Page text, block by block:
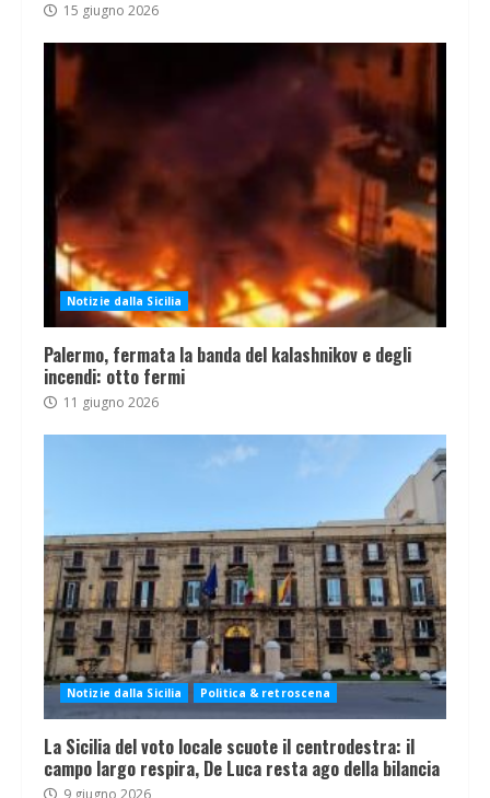
15 giugno 2026
Notizie dalla Sicilia
Palermo, fermata la banda del kalashnikov e degli
incendi: otto fermi
11 giugno 2026
Notizie dalla Sicilia Politica & retroscena
La Sicilia del voto locale scuote il centrodestra: il
campo largo respira, De Luca resta ago della bilancia
9 giugno 2026